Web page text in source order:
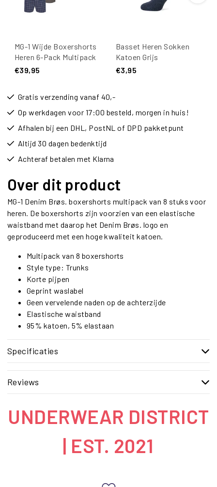
MG-1 Wijde Boxershorts
Heren 6-Pack Multipack
D905
€39,95
Basset Heren Sokken
Katoen Grijs
€3,95
Gratis verzending vanaf 40,-
Op werkdagen voor 17:00 besteld, morgen in huis!
Afhalen bij een DHL, PostNL of DPD pakketpunt
Altijd 30 dagen bedenktijd
Achteraf betalen met Klarna
Over dit product
MG-1 Denim Brøs. boxershorts multipack van 8 stuks voor
heren. De boxershorts zijn voorzien van een elastische
waistband met daarop het Denim Brøs. logo en
geproduceerd met een hoge kwaliteit katoen.
Multipack van 8 boxershorts
Style type: Trunks
Korte pijpen
Geprint waslabel
Geen vervelende naden op de achterzijde
Elastische waistband
95% katoen, 5% elastaan
Specificaties
Reviews
UNDERWEAR DISTRICT
| EST. 2021